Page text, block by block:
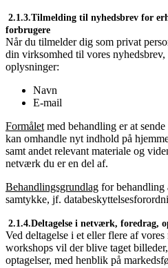
2.1.3.Tilmelding til nyhedsbrev for
forbrugere
Når du tilmelder dig som privat
din virksomhed til vores
oplysninger:
Navn
E-mail
Formålet med behandling er at
kan omhandle nyt indhold på
samt andet relevant materiale og
netværk du er en del af.
Behandlingsgrundlag for behandling
samtykke, jf.
2.1.4.Deltagelse i netværk, foredrag,
Ved deltagelse i et eller flere af
workshops vil der blive taget
optagelser, med henblik på